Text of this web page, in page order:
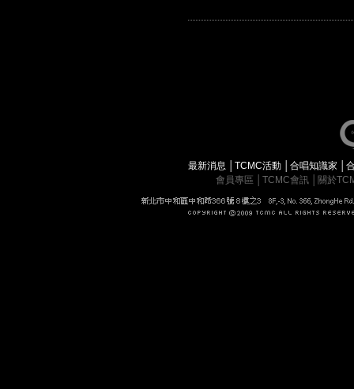
最新消息 │TCMC活動 │合唱知識家 │
會員專區
TCMC會訊 關於